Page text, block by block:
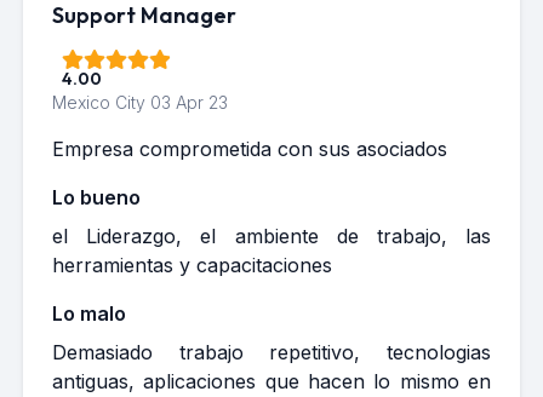
Support Manager
4.00
Mexico City 03 Apr 23
Empresa comprometida con sus asociados
Lo bueno
el Liderazgo, el ambiente de trabajo, las
herramientas y capacitaciones
Lo malo
Demasiado trabajo repetitivo, tecnologias
antiguas, aplicaciones que hacen lo mismo en